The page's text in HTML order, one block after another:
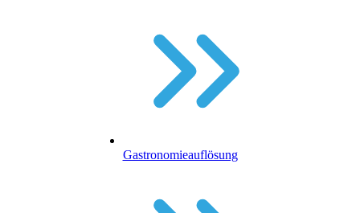
Gastronomieauflösung